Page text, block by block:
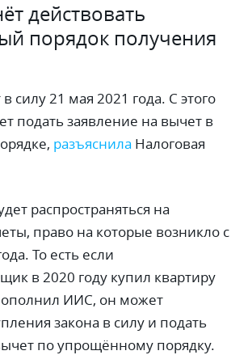
действовать
порядок получения
силу 21 мая 2021 года. С этого
подать заявление на вычет в
разъяснила Налоговая
распространяться на
право на которые возникло с
То есть если
в 2020 году купил квартиру
ИИС, он может
закона в силу и подать
по упрощённому порядку.